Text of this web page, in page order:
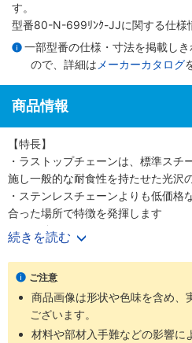
す。
型番80-N-699ﾘﾝｸ-JJに関する仕様
一部型番の仕様・寸法を掲載し
ので、詳細は メーカーカタログ
商品情報
【特長】
・ラストップチェーンは、標準スチ
施し一般的な耐食性を持たせた光沢
・ステンレスチェーンよりも低価格
合った場所で特徴を発揮します
・引張強さについてはステンレスチ
【用途】
・ラストップチェーンはほとんどの
等のアタッチメント付チェーンにも
・耐環境用として軽い腐食環境に
続きを読む
ご注意
商品画像は形状や色味を含め、
ございます。
材料や部材入手難などの影響に